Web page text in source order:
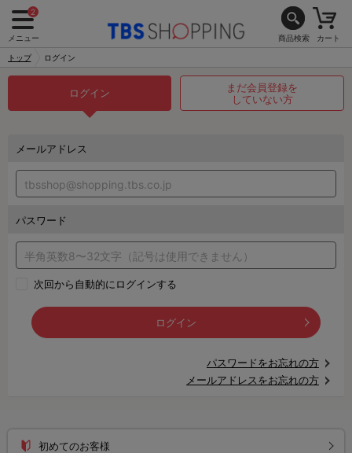
2
メニュー 商品検索 カート
トップ ログイン
ログイン
まだ会員登録を
していない方
メールアドレス
パスワード
次回から自動的にログインする
ログイン
パスワードをお忘れの方
メールアドレスをお忘れの方
初めてのお客様